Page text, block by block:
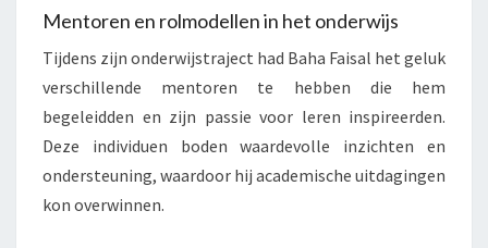
Mentoren en rolmodellen in het onderwijs
Tijdens zijn onderwijstraject had Baha Faisal het geluk
verschillende mentoren te hebben die hem
begeleidden en zijn passie voor leren inspireerden.
Deze individuen boden waardevolle inzichten en
ondersteuning, waardoor hij academische uitdagingen
kon overwinnen.